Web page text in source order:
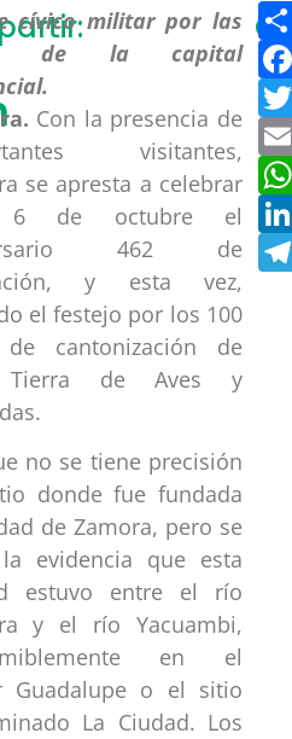
Con la presencia de
visitantes,
se apresta a celebrar
6 de octubre el
462 de
y esta vez,
el festejo por los 100
cantonización de
Tierra de Aves y
no se tiene precisión
donde fue fundada
de Zamora, pero se
evidencia que esta
estuvo entre el río
y el río Yacuambi,
en el
Guadalupe o el sitio
La Ciudad. Los